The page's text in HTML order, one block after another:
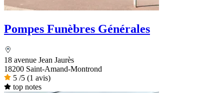
Pompes Funèbres Générales
18 avenue Jean Jaurès
18200 Saint-Amand-Montrond
5 /5 (1 avis)
top notes